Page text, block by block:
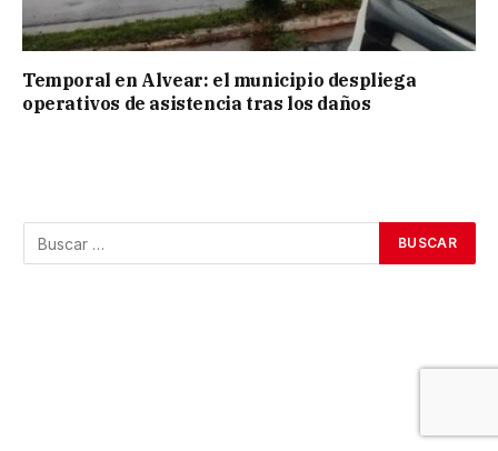
Temporal en Alvear: el municipio despliega
operativos de asistencia tras los daños